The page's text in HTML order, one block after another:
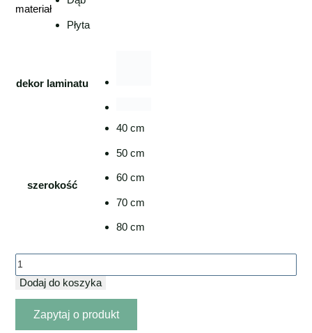
materiał
Płyta
dekor laminatu
szerokość
40 cm
50 cm
60 cm
70 cm
80 cm
ilość
Półka
loft
ścienna
Dodaj do koszyka
Zapytaj o produkt